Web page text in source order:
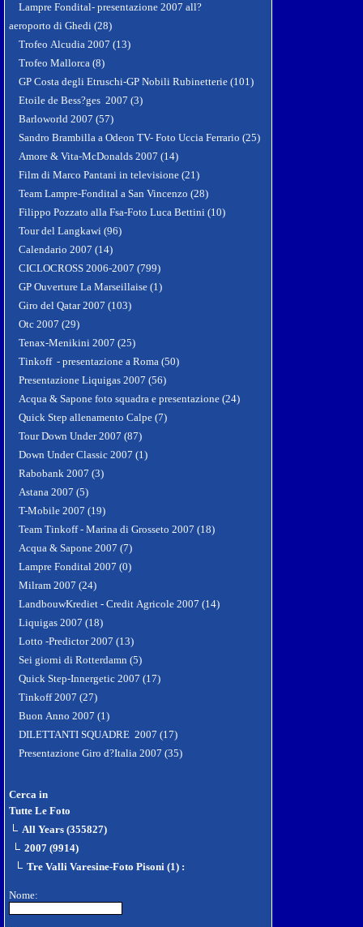
Lampre Fondital- presentazione 2007 all?
aeroporto di Ghedi (28)
Trofeo Alcudia 2007 (13)
Trofeo Mallorca (8)
GP Costa degli Etruschi-GP Nobili Rubinetterie (101)
Etoile de Bess?ges 2007 (3)
Barloworld 2007 (57)
Sandro Brambilla a Odeon TV- Foto Uccia Ferrario (25)
Amore & Vita-McDonalds 2007 (14)
Film di Marco Pantani in televisione (21)
Team Lampre-Fondital a San Vincenzo (28)
Filippo Pozzato alla Fsa-Foto Luca Bettini (10)
Tour del Langkawi (96)
Calendario 2007 (14)
CICLOCROSS 2006-2007 (799)
GP Ouverture La Marseillaise (1)
Giro del Qatar 2007 (103)
Otc 2007 (29)
Tenax-Menikini 2007 (25)
Tinkoff - presentazione a Roma (50)
Presentazione Liquigas 2007 (56)
Acqua & Sapone foto squadra e presentazione (24)
Quick Step allenamento Calpe (7)
Tour Down Under 2007 (87)
Down Under Classic 2007 (1)
Rabobank 2007 (3)
Astana 2007 (5)
T-Mobile 2007 (19)
Team Tinkoff - Marina di Grosseto 2007 (18)
Acqua & Sapone 2007 (7)
Lampre Fondital 2007 (0)
Milram 2007 (24)
LandbouwKrediet - Credit Agricole 2007 (14)
Liquigas 2007 (18)
Lotto -Predictor 2007 (13)
Sei giorni di Rotterdamn (5)
Quick Step-Innergetic 2007 (17)
Tinkoff 2007 (27)
Buon Anno 2007 (1)
DILETTANTI SQUADRE 2007 (17)
Presentazione Giro d?Italia 2007 (35)
Cerca in
Tutte Le Foto
All Years (355827)
2007 (9914)
Tre Valli Varesine-Foto Pisoni (1) :
Nome: